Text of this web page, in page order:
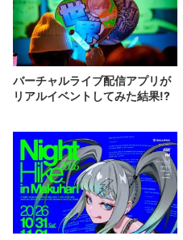
バーチャルライブ配信アプリが
リアルイベントしてみた結果!?